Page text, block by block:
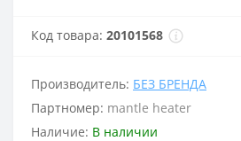
Код товара: 20101568
Производитель: БЕЗ БРЕНДА
Партномер: mantle heater
Наличие: В наличии